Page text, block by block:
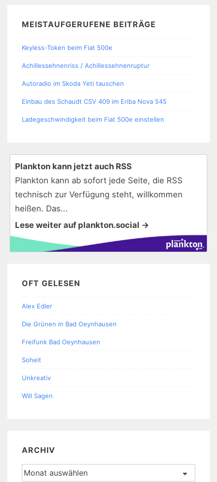
MEISTAUFGERUFENE BEITRÄGE
Keyless-Token beim Fiat 500e
Achillessehnenriss / Achillessehnenruptur
Autoradio im Skoda Yeti tauschen
Einbau des Schaudt CSV 409 im Eriba Nova 545
Ladegeschwindigkeit beim Fiat 500e einstellen
Plankton kann jetzt auch RSS
Plankton kann ab sofort jede Seite, die RSS
technisch zur Verfügung steht, willkommen
heißen. Das...
Lese weiter auf plankton.social →
OFT GELESEN
Alex Edler
Die Grünen in Bad Oeynhausen
Freifunk Bad Oeynhausen
Soheit
Unkreativ
Will Sagen
ARCHIV
Archiv